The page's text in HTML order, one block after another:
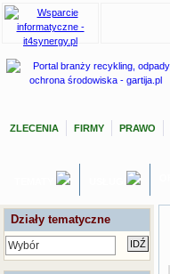
ZLECENIA FIRMY PRAWO
Działy tematyczne
Wybór